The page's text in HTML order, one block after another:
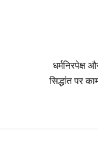
धर्मनिरपेक्ष
सिद्धांत पर